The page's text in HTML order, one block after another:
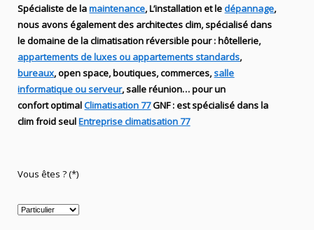
Spécialiste delamaintenance, L’installationet ledépannage,
nous avons également des architectes clim,spécialisé dans
le domaine de laclimatisation réversiblepour : hôtellerie,
appartements de luxes ou appartements standards,
bureaux, open space, boutiques, commerces,salle
informatique ou serveur, salle réunion… pour un
confort optimalClimatisation 77GNF:estspécialisédans la
climfroid seulEntreprise climatisation 77
Vous êtes ? (*)